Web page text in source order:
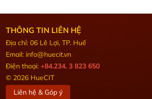
THÔNG TIN LIÊN HỆ
Địa chỉ: 06 Lê Lợi, TP. Huế
Email: info@huecit.vn
Điện thoại: +84.234. 3 823 650
© 2026 HueCIT
Liên hệ & Góp ý